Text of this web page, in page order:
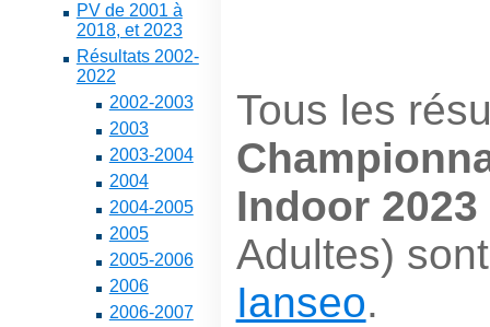
PV de 2001 à
2018, et 2023
Résultats 2002-
2022
2002-2003
2003
2003-2004
2004
2004-2005
2005
2005-2006
2006
2006-2007
Tous les
Indoor 2023
Adultes)
Ianseo.